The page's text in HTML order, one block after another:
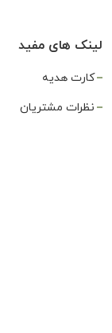
لینک های مفید
کارت هدیه
نظرات مشتریان